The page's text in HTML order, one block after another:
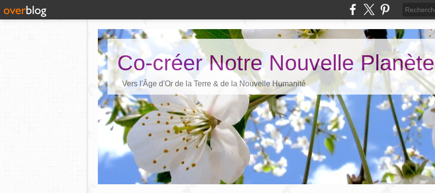
Co-créer Notre Nouvelle Planète
Vers l'Âge d'Or de la Terre & de la Nouvelle Humanité